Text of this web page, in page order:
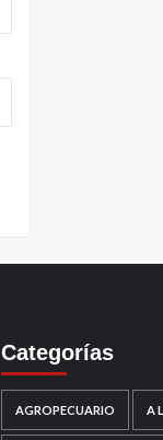
Categorías
AGROPECUARIO A